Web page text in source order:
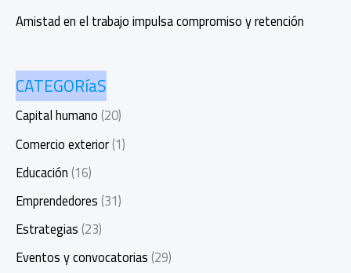
Amistad en el trabajo impulsa compromiso y retención
CATEGORíaS
Capital humano(20)
Comercio exterior(1)
Educación(16)
Emprendedores(31)
Estrategias(23)
Eventos y convocatorias(29)